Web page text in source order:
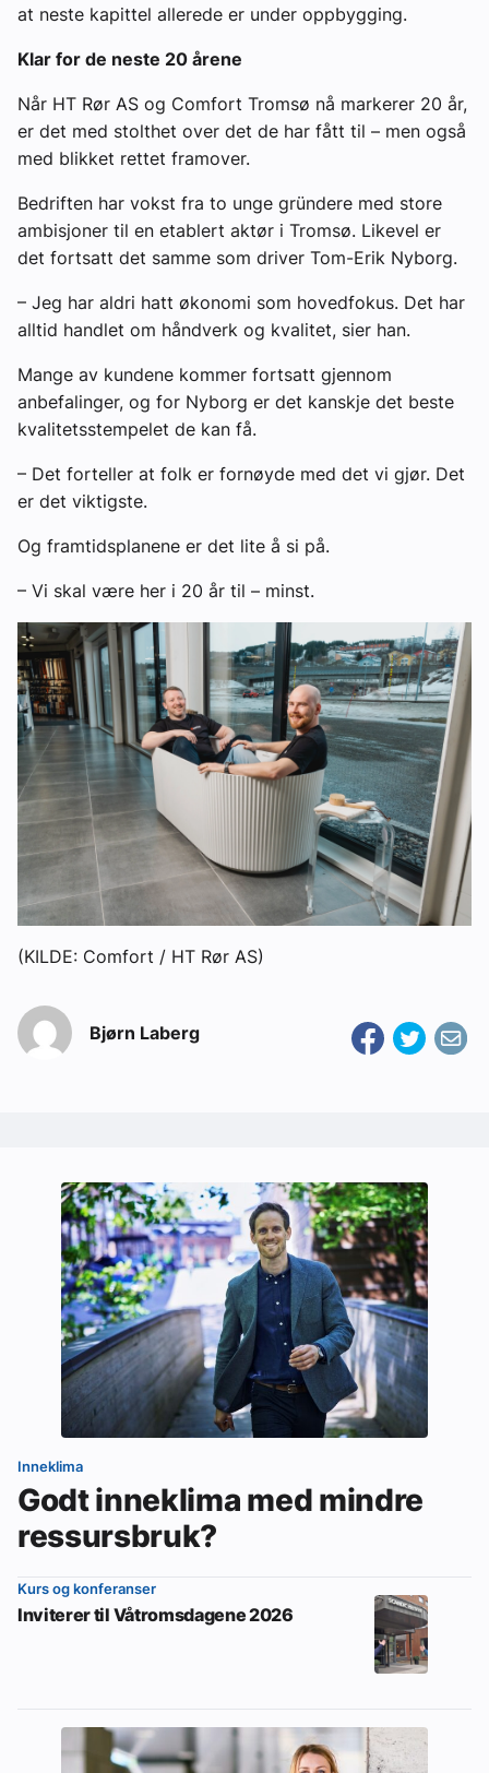
at neste kapittel allerede er under oppbygging.
Klar for de neste 20 årene
Når HT Rør AS og Comfort Tromsø nå markerer 20 år,
er det med stolthet over det de har fått til – men også
med blikket rettet framover.
Bedriften har vokst fra to unge gründere med store
ambisjoner til en etablert aktør i Tromsø. Likevel er
det fortsatt det samme som driver Tom-Erik Nyborg.
– Jeg har aldri hatt økonomi som hovedfokus. Det har
alltid handlet om håndverk og kvalitet, sier han.
Mange av kundene kommer fortsatt gjennom
anbefalinger, og for Nyborg er det kanskje det beste
kvalitetsstempelet de kan få.
– Det forteller at folk er fornøyde med det vi gjør. Det
er det viktigste.
Og framtidsplanene er det lite å si på.
– Vi skal være her i 20 år til – minst.
(KILDE: Comfort / HT Rør AS)
Bjørn Laberg
Inneklima
Godt inneklima med mindre
ressursbruk?
Kurs og konferanser
Inviterer til Våtromsdagene 2026